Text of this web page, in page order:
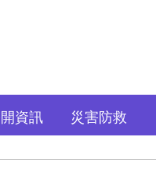
資訊 災害防救